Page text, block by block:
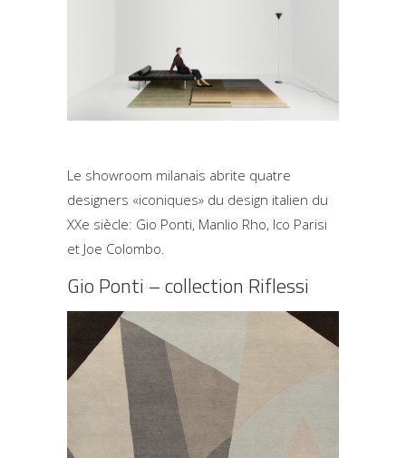
Le showroom milanais abrite quatre
designers «iconiques» du design italien du
XXe siècle: Gio Ponti, Manlio Rho, Ico Parisi
et Joe Colombo.
Gio Ponti – collection Riflessi